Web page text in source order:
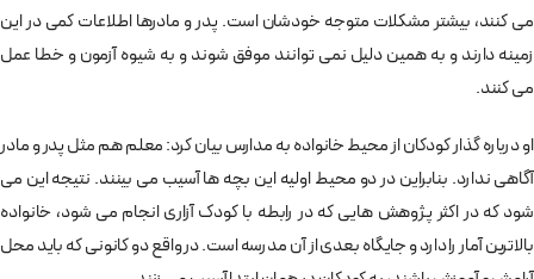
می کنند، بیشتر مشکلات متوجه خودشان است. پدر و مادرها اطلاعات کمی در این
زمینه دارند و به همین دلیل نمی توانند موفق شوند و به شیوه آزمون و خطا عمل
می کنند.
او درباره گذار کودکان از محیط خانواده به مدارس بیان کرد: معلم هم مثل پدر و مادر
آگاهی ندارد. بنابراین در دو محیط اولیه این بچه ها آسیب می بینند. نتیجه این می
شود که در اکثر پژوهش هایی که در رابطه با کودک آزاری انجام می شود، خانواده
بالاترین آمار را دارد و جایگاه بعدی از آن مدرسه است. در واقع دو کانونی که باید محل